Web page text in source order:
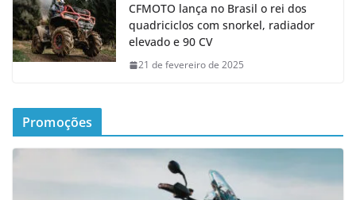
CFMOTO lança no Brasil o rei dos
quadriciclos com snorkel, radiador
elevado e 90 CV
21 de fevereiro de 2025
Promoções